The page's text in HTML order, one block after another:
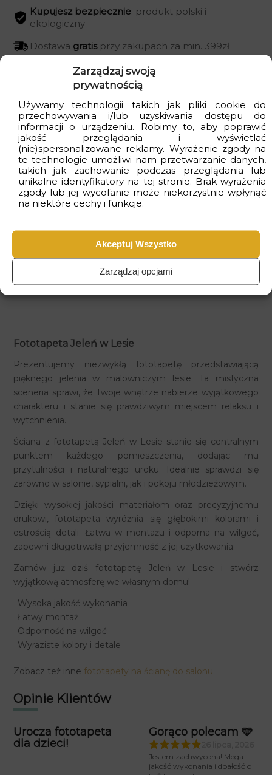
Zarządzaj swoją
prywatnością
Używamy technologii takich jak pliki cookie do
przechowywania i/lub uzyskiwania dostępu do
informacji o urządzeniu. Robimy to, aby poprawić
jakość przeglądania i wyświetlać
(nie)spersonalizowane reklamy. Wyrażenie zgody na
te technologie umożliwi nam przetwarzanie danych,
takich jak zachowanie podczas przeglądania lub
unikalne identyfikatory na tej stronie. Brak wyrażenia
zgody lub jej wycofanie może niekorzystnie wpłynąć
na niektóre cechy i funkcje.
Akceptuj Wszystko
Zarządzaj opcjami
Kupujesz bezpiecznie: produkt polski i
ekologiczny
Dostawa gratisprzy zakupach za min. 399zł
Czas realizacjiod 2 do 4 dniroboczych
Wizualizacje
Fototapeta Jeleń w Lesie
Prezentujemy niezwykłą fototapetę przedstawiającą
pięknego jelenia w malowniczym lesie. Ta mistyczna
sceneria sprawi, że Twoje wnętrze nabierze wyjątkowego
charakteru i stanie się prawdziwym miejscem relaksu i
wytchnienia.
Ściana z fototapetą Jeleń w Lesie stanie się centralnym
punktem każdego pomieszczenia, dodając mu
przytulności i naturalnego uroku. Idealnie sprawdzi się
zarówno w salonie, sypialni, jak i pokoju młodzieżowym.
Dzięki wysokiej jakości materiałom oraz precyzyjnemu
drukowi, fototapeta wyróżnia się głębokimi kolorami i
ostrością detali. Łatwa w montażu i odporna na wilgoć,
zapewni długotrwałą przyjemność z jej użytkowania.
Zamów już dziś fototapetę Jeleń w Lesie i stwórz
wyjątkową atmosferę we własnym domu!
Wysoka jakość wykonania
Łatwy montaż
Odporność na wilgoć
Wyraziste kolory i detale
Zobacz też inne fototapety na ścianę do salonu.
Opinie Klientów
Urocza fototapeta
dla dzieci!
Gorąco polecam 🩵
Jestem zachwycona! Mega
jakość wykonania i dbałość o